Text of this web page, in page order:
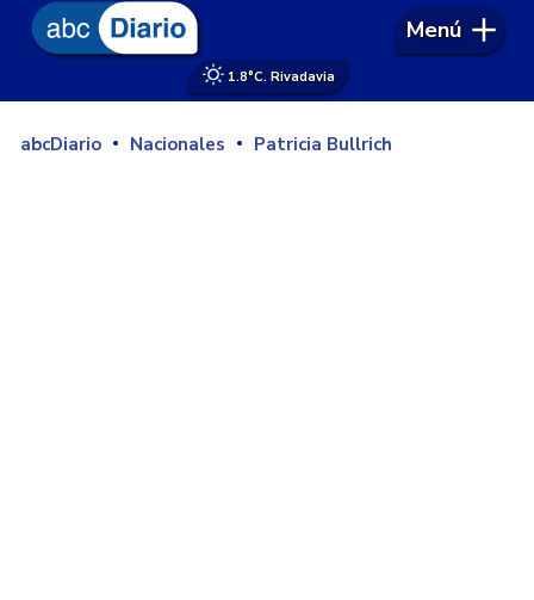
1.8°C. Rivadavia
Menú
abcDiario Nacionales Patricia Bullrich